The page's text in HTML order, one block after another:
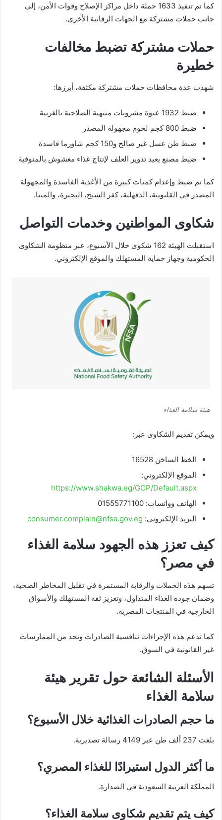
كما تم تنفيذ 1633 حملة داخل مراكز الإصلاح وقوات الأمن، إلى
جانب حملات مشتركة مع الجهات الرقابية الأخرى.
حملات مشتركة تضبط مخالفات
خطيرة
شهدت عدة محافظات حملات مشتركة مكثفة، أبرزها:
ضبط 1932 عبوة مشروبات منتهية الصلاحية بالغربية
ضبط 800 كجم لحوم مجهولة المصدر
ضبط طن عسل غير صالح و150 كجم شاورما فاسدة
ضبط مصنع يعيد تدوير العلف لإنتاج غذاء مغشوش بالمنوفية
كما تم ضبط وإعدام كميات كبيرة من الأغذية الفاسدة والمجهولة
المصدر في القليوبية، الدقهلية، كفر الشيخ، البحيرة، والمنيا.
شكاوى المواطنين وخدمات التواصل
استقبلت الهيئة 162 شكوى خلال الأسبوع، عبر منظومة الشكاوى
الحكومية وجهاز حماية المستهلك والموقع الإلكتروني.
هيئة سلامة الغذاء
ويمكن تقديم الشكاوى عبر:
الخط الساخن 16528
الموقع الإلكتروني:
https://www.shakwa.eg/GCP/Default.aspx
الهاتف وواتساب: 01555771100
البريد الإلكتروني: consumer.complain@nfsa.gov.eg
كيف تعزز هذه الجهود سلامة الغذاء
في مصر؟
تسهم هذه الحملات والرقابة المستمرة في تقليل المخاطر الصحية،
وضمان جودة الغذاء المتداول، وتعزيز ثقة المستهلك والأسواق
الخارجية في المنتجات المصرية.
كما تدعم هذه الإجراءات تنافسية الصادرات وتحد من الممارسات
غير القانونية في السوق.
الأسئلة الشائعة حول تقرير هيئة
سلامة الغذاء
ما حجم الصادرات الغذائية خلال الأسبوع؟
بلغت 237 ألف طن عبر 4149 رسالة تصديرية.
ما أكثر الدول استيرادًا للغذاء المصري؟
المملكة العربية السعودية في الصدارة.
كيف يتم تقديم شكاوى سلامة الغذاء؟